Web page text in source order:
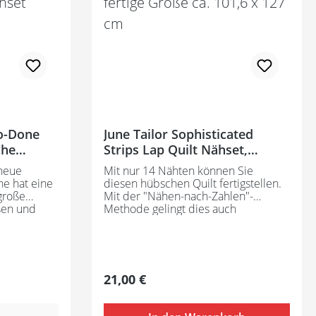
Done
hat eine
und
June Tailor Sophisticated
Strips Lap Quilt Nähset,
fertige Größe ca. 101,6 x 127
cm
Mit nur 14 Nähten können Sie
diesen hübschen Quilt fertigstellen.
Mit der "Nähen-nach-Zahlen"-
Methode gelingt dies auch
Größe von ca. 102 x 127 cm. Enthält:
- bedruckte Einlage für 1 Quilt -
Regulärer Preis:
21,00 €